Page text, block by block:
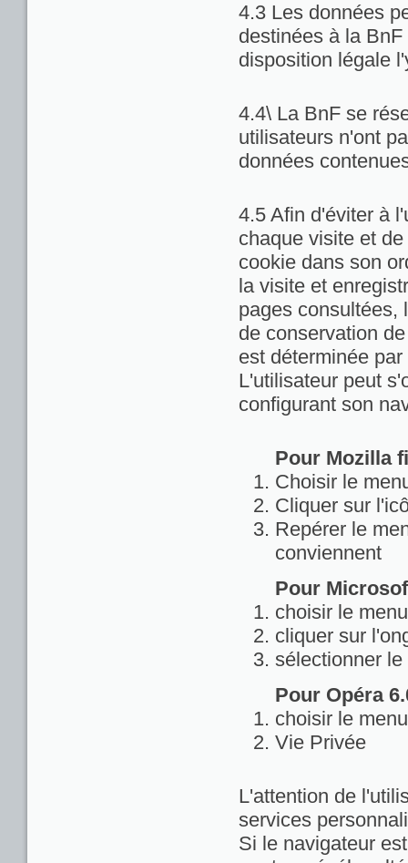
4.3 Les données
destinées à la
disposition légale
4.4\ La BnF se
utilisateurs n'ont
données
4.5 Afin d'éviter à
chaque visite et
cookie dans son
la visite et
pages consultées,
de conservation
est déterminée
L'utilisateur peut
configurant son
Pour Mozilla
Choisir le
Cliquer sur
Repérer le
conviennent
Pour
choisir le
cliquer sur
sélectionner
Pour Opéra
choisir le
Vie Privée
L'attention de
services
Si le navigateur